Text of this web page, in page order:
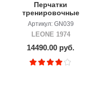
Перчатки
тренировочные
LEONE Guanti
Boxe Italy
Артикул: GN039
LEONE 1974
14490.00 руб.